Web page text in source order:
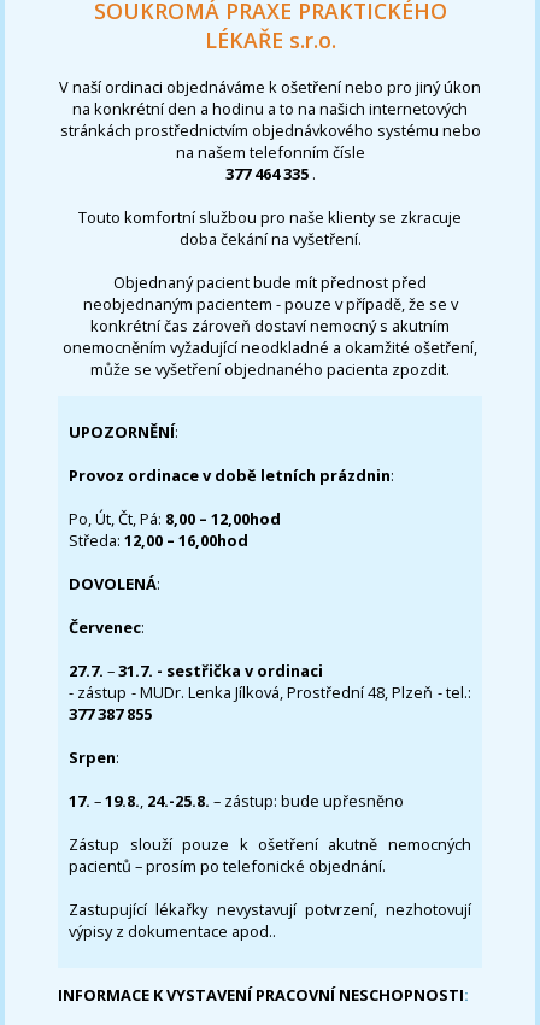
SOUKROMÁ PRAXE PRAKTICKÉHO
LÉKAŘE s.r.o.
V naší ordinaci objednáváme k ošetření nebo pro jiný úkon
na konkrétní den a hodinu a to na našich internetových
stránkách prostřednictvím objednávkového systému nebo
na našem telefonním čísle
377 464 335 .
Touto komfortní službou pro naše klienty se zkracuje
doba čekání na vyšetření.
Objednaný pacient bude mít přednost před
neobjednaným pacientem - pouze v případě, že se v
konkrétní čas zároveň dostaví nemocný s akutním
onemocněním vyžadující neodkladné a okamžité ošetření,
může se vyšetření objednaného pacienta zpozdit.
UPOZORNĚNÍ:
Provoz ordinace v době letních prázdnin:
Po, Út, Čt, Pá: 8,00 – 12,00hod
Středa:12,00 – 16,00hod
DOVOLENÁ:
Červenec:
27.7.–31.7. - sestřička v ordinaci
- zástup - MUDr. Lenka Jílková, Prostřední 48, Plzeň - tel.:
377 387 855
Srpen:
17. –19.8., 24.-25.8. – zástup: bude upřesněno
Zástup slouží pouze k ošetření akutně nemocných
pacientů – prosím po telefonické objednání.
Zastupující lékařky nevystavují potvrzení, nezhotovují
výpisy z dokumentace apod..
INFORMACE K VYSTAVENÍ PRACOVNÍ NESCHOPNOSTI: